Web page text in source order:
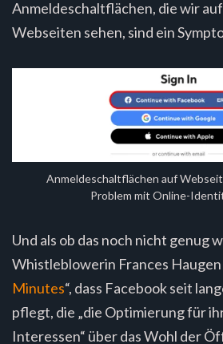
Anmeldeschaltflächen, die wir
Webseiten sehen, sind ein
Anmeldeschaltflächen auf
Problem mit Online-
Und als ob das noch nicht genug
Whistleblowerin Frances Haugen
Minutes“, dass Facebook seit
pflegt, die „die Optimierung für
Interessen“ über das Wohl der